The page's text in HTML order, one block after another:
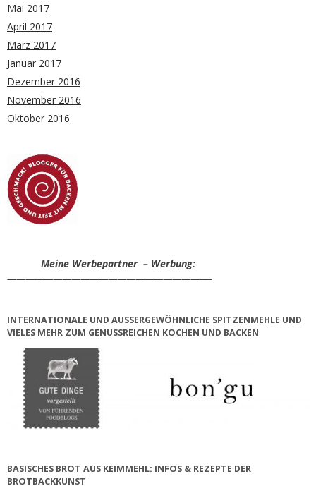
Mai 2017
April 2017
März 2017
Januar 2017
Dezember 2016
November 2016
Oktober 2016
Meine Werbepartner – Werbung:
——————————————————————-
INTERNATIONALE UND AUSSERGEWÖHNLICHE SPITZENMEHLE UND V
IELES MEHR ZUM GENUSSREICHEN KOCHEN UND BACKEN
BASISCHES BROT AUS KEIMMEHL: INFOS & REZEPTE DER
BROTBACKKUNST